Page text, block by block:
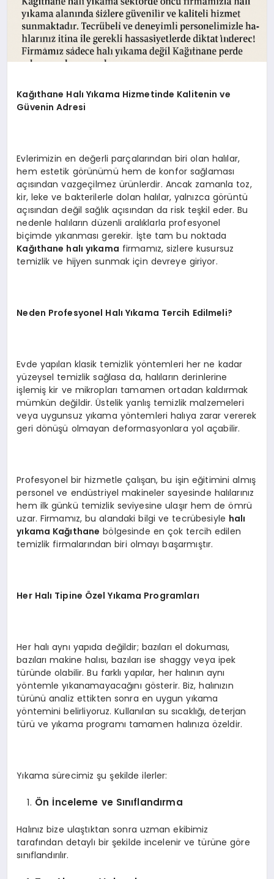
Kağıthane Halı Yıkama Hizmetinde Kalitenin ve
Güvenin Adresi
Evlerimizin en değerli parçalarından biri olan halılar,
hem estetik görünümü hem de konfor sağlaması
açısından vazgeçilmez ürünlerdir. Ancak zamanla toz,
kir, leke ve bakterilerle dolan halılar, yalnızca görüntü
açısından değil sağlık açısından da risk teşkil eder. Bu
nedenle halıların düzenli aralıklarla profesyonel
biçimde yıkanması gerekir. İşte tam bu noktada
Kağıthane halı yıkama firmamız, sizlere kusursuz
temizlik ve hijyen sunmak için devreye giriyor.
Neden Profesyonel Halı Yıkama Tercih Edilmeli?
Evde yapılan klasik temizlik yöntemleri her ne kadar
yüzeysel temizlik sağlasa da, halıların derinlerine
işlemiş kir ve mikropları tamamen ortadan kaldırmak
mümkün değildir. Üstelik yanlış temizlik malzemeleri
veya uygunsuz yıkama yöntemleri halıya zarar vererek
geri dönüşü olmayan deformasyonlara yol açabilir.
Profesyonel bir hizmetle çalışan, bu işin eğitimini almış
personel ve endüstriyel makineler sayesinde halılarınız
hem ilk günkü temizlik seviyesine ulaşır hem de ömrü
uzar. Firmamız, bu alandaki bilgi ve tecrübesiyle halı
yıkama Kağıthane bölgesinde en çok tercih edilen
temizlik firmalarından biri olmayı başarmıştır.
Her Halı Tipine Özel Yıkama Programları
Her halı aynı yapıda değildir; bazıları el dokuması,
bazıları makine halısı, bazıları ise shaggy veya ipek
türünde olabilir. Bu farklı yapılar, her halının aynı
yöntemle yıkanamayacağını gösterir. Biz, halınızın
türünü analiz ettikten sonra en uygun yıkama
yöntemini belirliyoruz. Kullanılan su sıcaklığı, deterjan
türü ve yıkama programı tamamen halınıza özeldir.
Yıkama sürecimiz şu şekilde ilerler:
Ön İnceleme ve Sınıflandırma
Halınız bize ulaştıktan sonra uzman ekibimiz
tarafından detaylı bir şekilde incelenir ve türüne göre
sınıflandırılır.